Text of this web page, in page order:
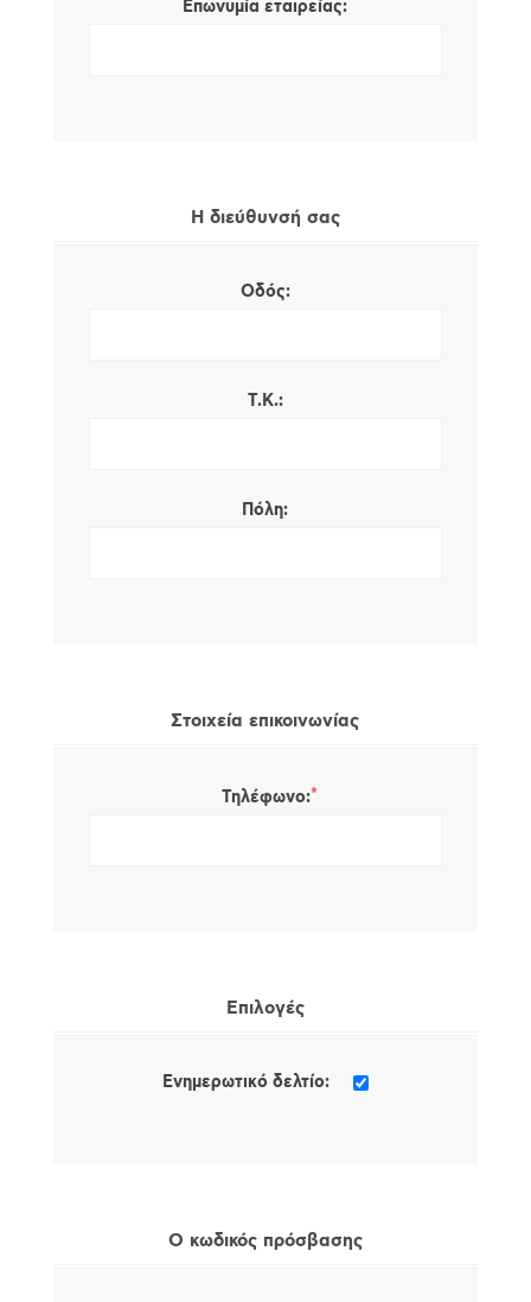
Επωνυμία εταιρείας:
Η διεύθυνσή σας
Οδός:
Τ.Κ.:
Πόλη:
Στοιχεία επικοινωνίας
Τηλέφωνο:*
Επιλογές
Ενημερωτικό δελτίο:
Ο κωδικός πρόσβασης